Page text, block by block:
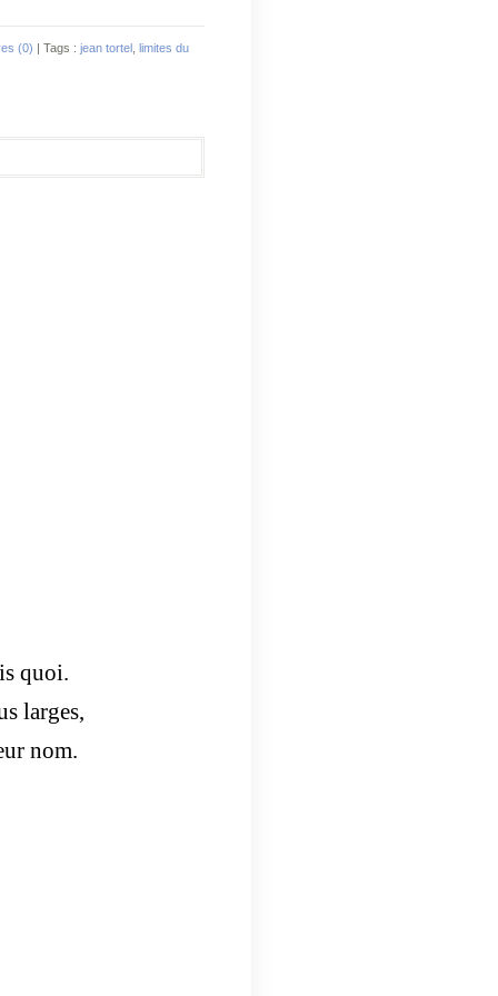
(0) | Tags : jean tortel limites du
quoi.
larges,
nom.